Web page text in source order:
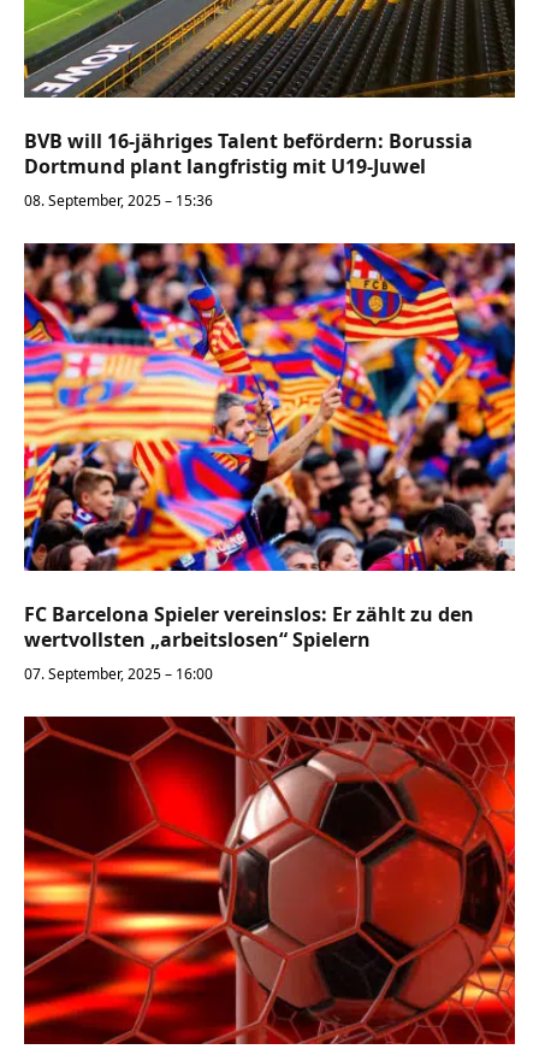
BVB will 16-jähriges Talent befördern: Borussia
Dortmund plant langfristig mit U19-Juwel
08. September, 2025 – 15:36
FC Barcelona Spieler vereinslos: Er zählt zu den
wertvollsten „arbeitslosen“ Spielern
07. September, 2025 – 16:00